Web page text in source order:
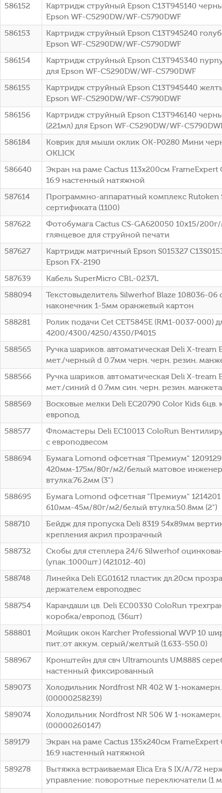
586152
Картридж струйный Epson C13T945140
Epson WF-C5290DW/WF-C5790DWF
586153
Картридж струйный Epson C13T945240
Epson WF-C5290DW/WF-C5790DWF
586154
Картридж струйный Epson C13T945340
для Epson WF-C5290DW/WF-C5790DWF
586155
Картридж струйный Epson C13T945440
Epson WF-C5290DW/WF-C5790DWF
586156
Картридж струйный Epson C13T946140
(221мл) для Epson WF-C5290DW/WF-
586184
Коврик для мыши оклик OK-P0280 Мини
OKLICK
586640
Экран на раме Cactus 113x200см FrameExpert
16:9 настенный натяжной
587614
Программно-аппаратный комплекс Rutoken
сертификата (1100)
587622
Фотобумага Cactus CS-GA620050 10x15/
глянцевое для струйной печати
587627
Картридж матричный Epson S015327
Epson FX-2190
587639
Кабель SuperMicro CBL-0237L
588094
Текстовыделитель Silwerhof Blaze 108036-
наконечник 1-5мм оранжевый картон
588281
Ролик подачи Cet CET5845E (RM1-0037-000)
4200/4300/4250/4350/P4015
588565
Ручка шариков. автоматическая Deli X-tream
мет./черный d 0.7мм черн. черн. резин.
588566
Ручка шариков. автоматическая Deli X-tream
мет./синий d 0.7мм син. черн. резин. манжета
588569
Восковые мелки Deli EC20790 Color Kids 6цв.
европод.
588577
Фломастеры Deli EC10013 ColoRun
с европодвесом
588694
Бумага Lomond офсетная "Премиум"
420мм-175м/80г/м2/белый матовое
втулка:76.2мм (3")
588695
Бумага Lomond офсетная "Премиум" 1214201
610мм-45м/80г/м2/белый втулка:50.8мм (2")
588710
Бейдж для пропуска Deli 8319 54х89мм
крепления акрил прозрачный
588732
Скобы для степлера 24/6 Silwerhof
(упак.:1000шт.) (421012-40)
588748
Линейка Deli EG01612 пластик дл.20см
держателем европодвес
588754
Карандаши цв. Deli EC00330 ColoRun
коробка/европод. (36шт)
588801
Мойщик окон Karcher Professional WVP 10
пит.:от аккум. серый/желтый (1.633-550.0)
588967
Кронштейн для свч Ultramounts UM888S
настенный фиксированный
589073
Холодильник Nordfrost NR 402 W 1-
(00000258239)
589074
Холодильник Nordfrost NR 506 W 1-
(00000260147)
589179
Экран на раме Cactus 135x240см FrameExpert
16:9 настенный натяжной
589278
Вытяжка встраиваемая Elica Era S IX/A/72
управление: поворотные переключатели (1